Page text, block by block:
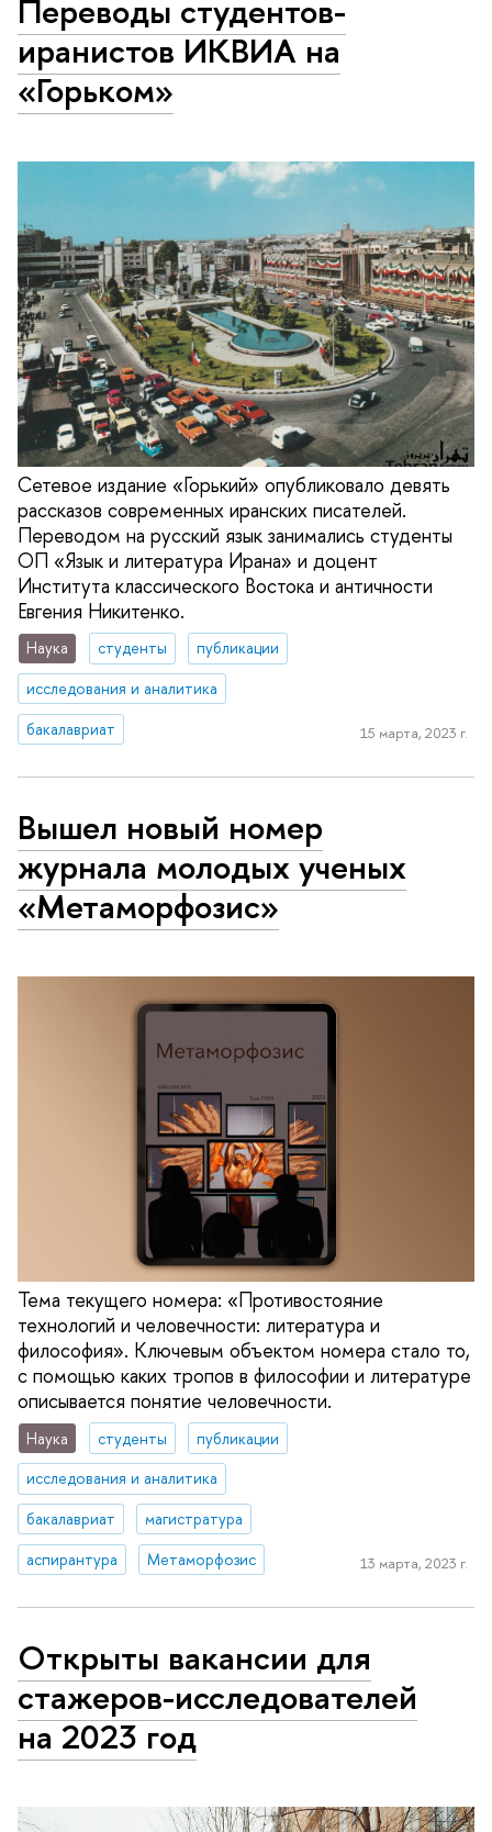
Переводы студентов-
иранистов ИКВИА на
«Горьком»
Сетевое издание «Горький» опубликовало девять
рассказов современных иранских писателей.
Переводом на русский язык занимались студенты
ОП «Язык и литература Ирана» и доцент
Института классического Востока и античности
Евгения Никитенко.
Наука студенты
публикации
исследования и аналитика
бакалавриат
15 марта, 2023 г.
Вышел новый номер
журнала молодых ученых
«Метаморфозис»
Тема текущего номера: «Противостояние
технологий и человечности: литература и
философия». Ключевым объектом номера стало то,
с помощью каких тропов в философии и литературе
описывается понятие человечности.
Наука студенты
публикации
исследования и аналитика
бакалавриат
магистратура
аспирантура
Метаморфозис 13 марта, 2023 г.
Открыты вакансии для
стажеров-исследователей
на 2023 год